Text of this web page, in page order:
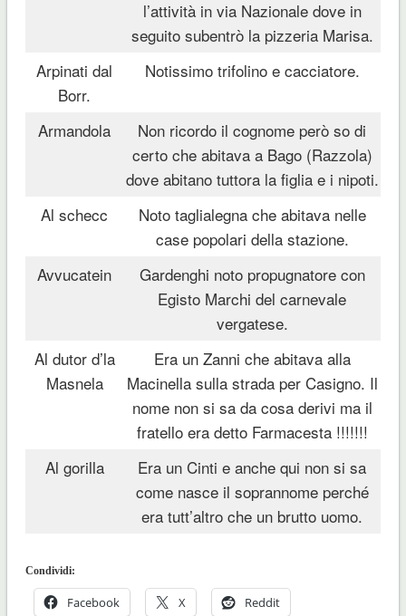
l’attività in via Nazionale dove in
seguito subentrò la pizzeria Marisa.
Arpinati dal
Borr.
Notissimo trifolino e cacciatore.
Armandola
Non ricordo il cognome però so di
certo che abitava a Bago (Razzola)
dove abitano tuttora la figlia e i nipoti.
Al schecc
Noto taglialegna che abitava nelle
case popolari della stazione.
Avvucatein
Gardenghi noto propugnatore con
Egisto Marchi del carnevale
vergatese.
Al dutor d’la
Masnela
Era un Zanni che abitava alla
Macinella sulla strada per Casigno. Il
nome non si sa da cosa derivi ma il
fratello era detto Farmacesta !!!!!!!
Al gorilla
Era un Cinti e anche qui non si sa
come nasce il soprannome perché
era tutt’altro che un brutto uomo.
Condividi:
Facebook X Reddit